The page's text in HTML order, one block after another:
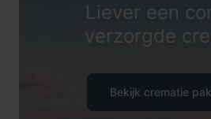
Liever een
verzorgde
Bekijk crematie